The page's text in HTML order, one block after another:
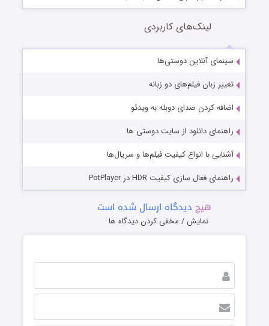
لینک‌های کاربردی
سینمای آنلاین دوستی‌ها
تغییر زبان فیلم‌های دو زبانه
اضافه کردن صدای دوبله به ویدئو
راهنمای دانلود از سایت دوستی ها
آشنایی با انواع کیفیت فیلم‌ها و سریال‌ها
راهنمای فعال سازی کیفیت HDR در PotPlayer
هیچ دیدگاه ارسال شده است
نمایش / مخفی کردن دیدگاه ها